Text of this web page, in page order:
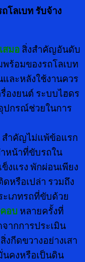
ถโลเบท รับจ้าง
สมอ สิ่งสำคัญอันดับ
ร้อมของรถโลเบท
ละหลังใช้งานควร
องยนต์ ระบบไฮดร
กรณ์ช่วยในการ
สำคัญไม่แพ้ข้อแรก
หน้าที่ขับรถใน
งแรง พักผ่อนเพียง
หรือเปล่า รวมถึง
เภทรถที่ขับด้วย
อบ หลายครั้งที่
ากการประเมิน
งกีดขวางอย่างเสา
คงหรือเป็นดิน